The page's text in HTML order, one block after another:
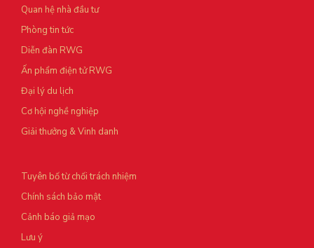
Quan hệ nhà đầu tư
Phòng tin tức
Diễn đàn RWG
Ấn phẩm điện tử RWG
Đại lý du lịch
Cơ hội nghề nghiệp
Giải thưởng & Vinh danh
Tuyên bố từ chối trách nhiệm
Chính sách bảo mật
Cảnh báo giả mạo
Lưu ý